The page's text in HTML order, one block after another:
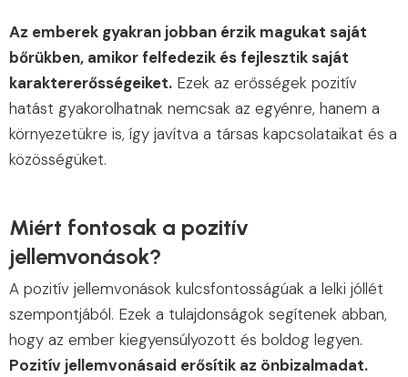
Az emberek gyakran jobban érzik magukat saját
bőrükben, amikor felfedezik és fejlesztik saját
karaktererősségeiket. Ezek az erősségek pozitív
hatást gyakorolhatnak nemcsak az egyénre, hanem a
környezetükre is, így javítva a társas kapcsolataikat és a
közösségüket.
Miért fontosak a pozitív
jellemvonások?
A pozitív jellemvonások kulcsfontosságúak a lelki jóllét
szempontjából. Ezek a tulajdonságok segítenek abban,
hogy az ember kiegyensúlyozott és boldog legyen.
Pozitív jellemvonásaid erősítik az önbizalmadat.